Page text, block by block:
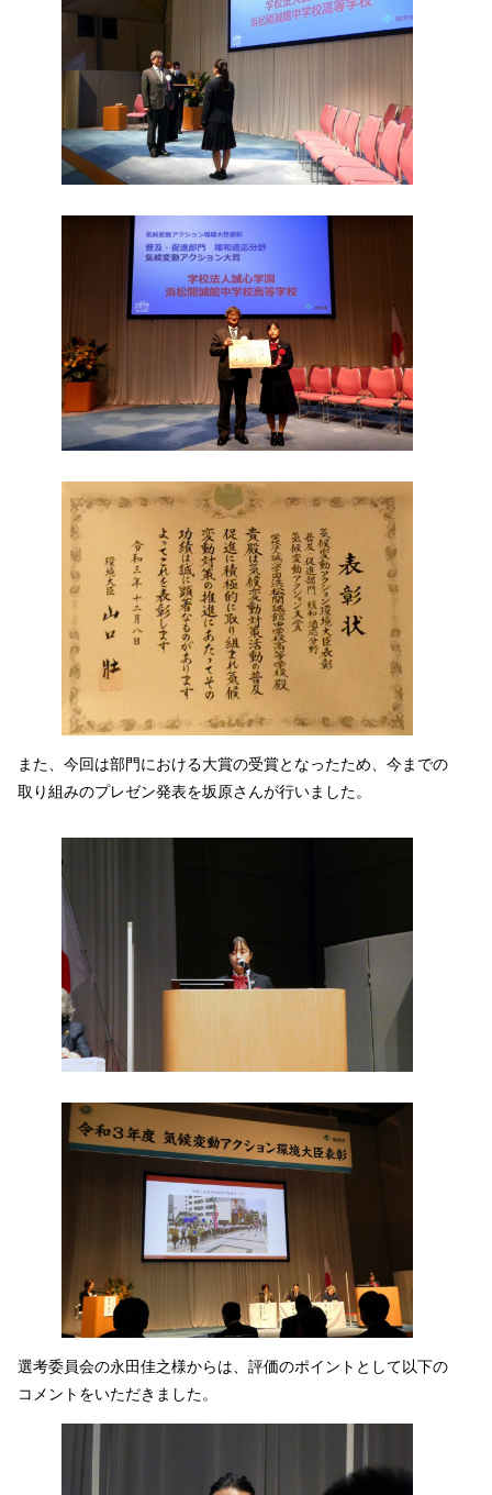
また、今回は部門における大賞の受賞となったため、今までの
取り組みのプレゼン発表を坂原さんが行いました。
選考委員会の永田佳之様からは、評価のポイントとして以下の
コメントをいただきました。